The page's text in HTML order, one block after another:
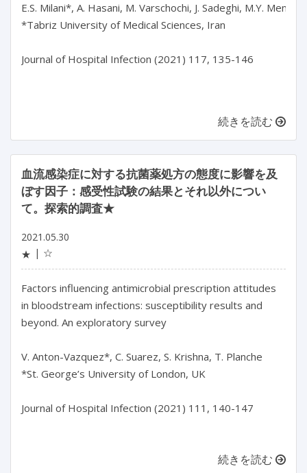
E.S. Milani*, A. Hasani, M. Varschochi, J. Sadeghi, M.Y. Memar,
*Tabriz University of Medical Sciences, Iran
Journal of Hospital Infection (2021) 117, 135-146
続きを読む
血流感染症に対する抗菌薬処方の態度に影響を及
ぼす因子：感受性試験の結果とそれ以外につい
て。探索的調査★
2021.05.30
★
☆
Factors influencing antimicrobial prescription attitudes
in bloodstream infections: susceptibility results and
beyond. An exploratory survey
V. Anton-Vazquez*, C. Suarez, S. Krishna, T. Planche
*St. George’s University of London, UK
Journal of Hospital Infection (2021) 111, 140-147
続きを読む